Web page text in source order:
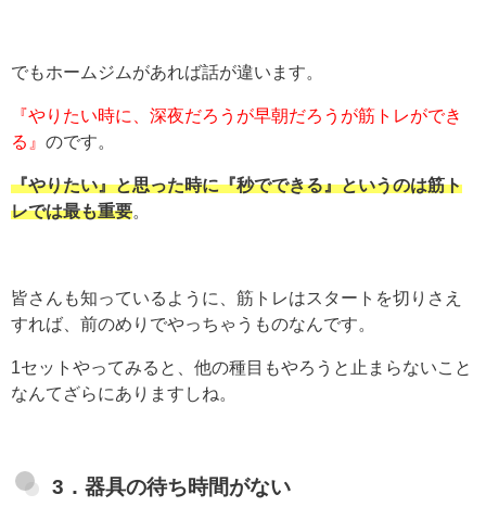
でもホームジムがあれば話が違います。
『やりたい時に、深夜だろうが早朝だろうが筋トレができ
る』 のです。
『やりたい』と思った時に『秒でできる』というのは筋ト
レでは最も重要。
皆さんも知っているように、筋トレはスタートを切りさえ
すれば、前のめりでやっちゃうものなんです。
1セットやってみると、他の種目もやろうと止まらないこと
なんてざらにありますしね。
3．器具の待ち時間がない